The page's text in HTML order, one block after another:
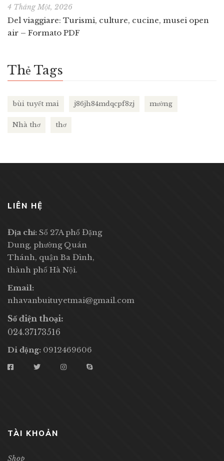
4 Tháng Một, 2026
Del viaggiare: Turismi, culture, cucine, musei open
air – Formato PDF
Thẻ Tags
bùi tuyết mai j86jh84mdqcpf8zj mường
Nhà thơ thơ
LIÊN HỆ
Địa chỉ: Số 27A phố Đặng
Dung, phường Quán
Thánh, quận Ba Đình,
thành phố Hà Nội.
Email:
nhavanbuituyetmai@gmail.com
Số điện thoại:
024.37173516
Di động: 0912469606
TÀI KHOẢN
Shop